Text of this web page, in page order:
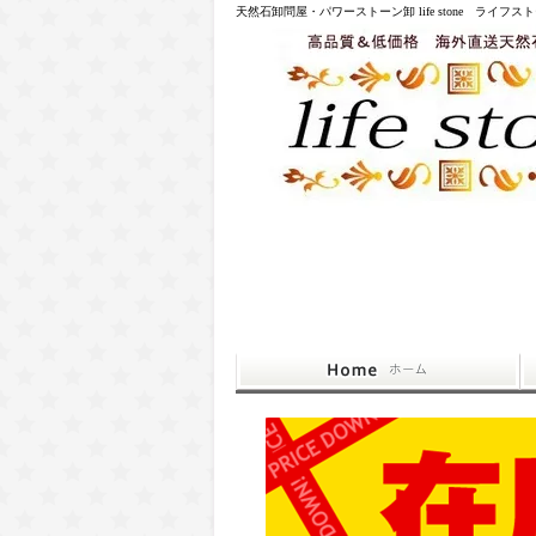
天然石卸問屋・パワーストーン卸 life stone ライフス